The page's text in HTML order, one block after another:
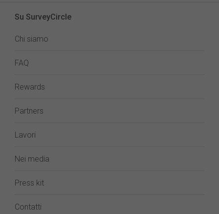
Su SurveyCircle
Chi siamo
FAQ
Rewards
Partners
Lavori
Nei media
Press kit
Contatti